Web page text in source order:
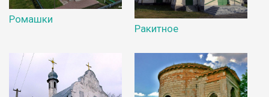
Ромашки
Ракитное